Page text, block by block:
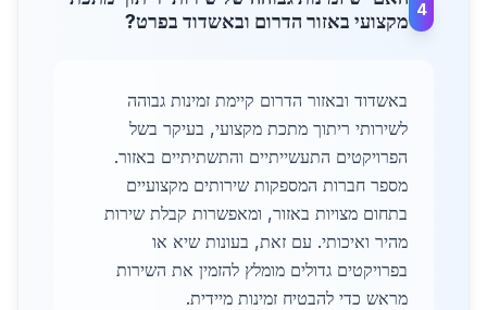
4
מקצועי באזור הדרום ובאשדוד בפרט?
באשדוד ובאזור הדרום קיימת זמינות גבוהה
לשירותי ריתוך מתכת מקצועי, בעיקר בשל
הפרויקטים התעשייתיים והתשתיתיים באזור.
מספר חברות המספקות שירותים מקצועיים
בתחום מצויות באזור, ומאפשרות קבלת שירות
מהיר ואיכותי. עם זאת, בעונות שיא או
בפרויקטים גדולים מומלץ להזמין את השירות
מראש כדי להבטיח זמינות מיידית.